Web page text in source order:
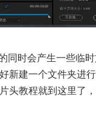
时会产生一些临时
新建一个文件夹进
头教程就到这里了